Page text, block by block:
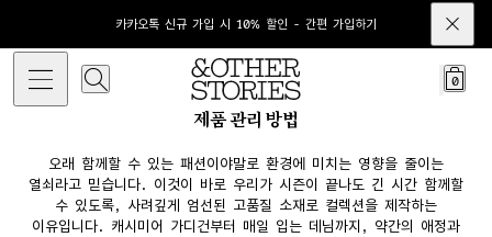
카카오톡 신규 가입 시 10% 할인 - 간편 가입하기
0
제품 관리 방법
오래 함께할 수 있는 패션이야말로 환경에 미치는 영향을 줄이는
열쇠라고 믿습니다. 이것이 바로 우리가 시즌이 끝나도 긴 시간 함께할
수 있도록, 사려깊게 엄선된 고품질 소재로 컬렉션을 제작하는
이유입니다. 캐시미어 가디건부터 매일 입는 데님까지, 약간의 애정과